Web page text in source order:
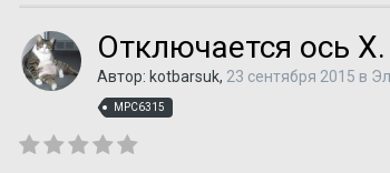
Отключается ось
Автор: kotbarsuk, 23 сентября 2015 в
MPC6315